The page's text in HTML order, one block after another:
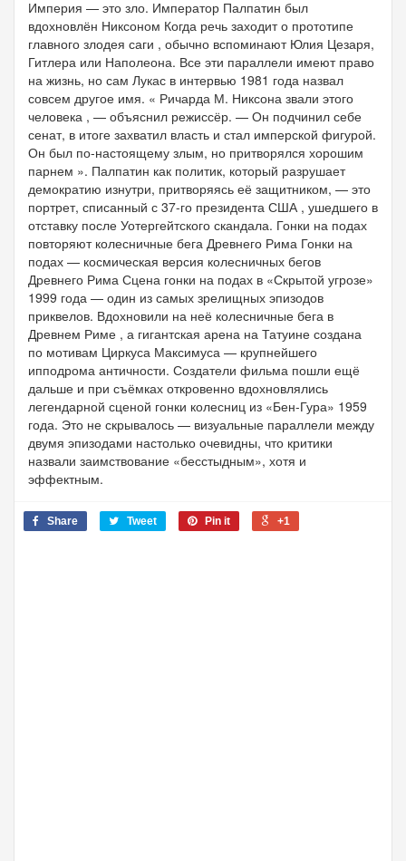
Империя — это зло. Император Палпатин был
вдохновлён Никсоном Когда речь заходит о прототипе
главного злодея саги , обычно вспоминают Юлия Цезаря,
Гитлера или Наполеона. Все эти параллели имеют право
на жизнь, но сам Лукас в интервью 1981 года назвал
совсем другое имя. « Ричарда М. Никсона звали этого
человека , — объяснил режиссёр. — Он подчинил себе
сенат, в итоге захватил власть и стал имперской фигурой.
Он был по-настоящему злым, но притворялся хорошим
парнем ». Палпатин как политик, который разрушает
демократию изнутри, притворяясь её защитником, — это
портрет, списанный с 37-го президента США , ушедшего в
отставку после Уотергейтского скандала. Гонки на подах
повторяют колесничные бега Древнего Рима Гонки на
подах — космическая версия колесничных бегов
Древнего Рима Сцена гонки на подах в «Скрытой угрозе»
1999 года — один из самых зрелищных эпизодов
приквелов. Вдохновили на неё колесничные бега в
Древнем Риме , а гигантская арена на Татуине создана
по мотивам Циркуса Максимуса — крупнейшего
ипподрома античности. Создатели фильма пошли ещё
дальше и при съёмках откровенно вдохновлялись
легендарной сценой гонки колесниц из «Бен-Гура» 1959
года. Это не скрывалось — визуальные параллели между
двумя эпизодами настолько очевидны, что критики
назвали заимствование «бесстыдным», хотя и
эффектным.
Share Tweet Pin it +1